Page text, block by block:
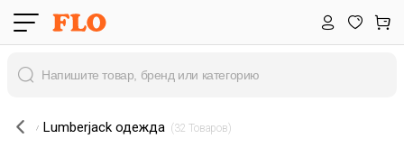
Lumberjack одежда (32 Товаров)